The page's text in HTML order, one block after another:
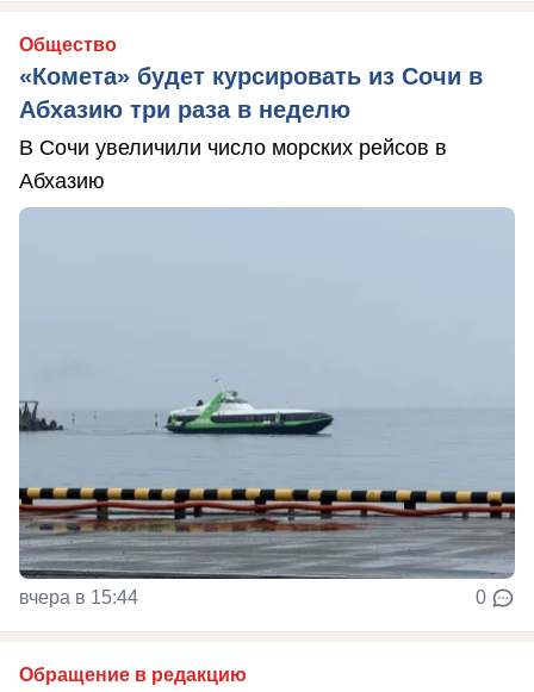
Общество
«Комета» будет курсировать из Сочи в
Абхазию три раза в неделю
В Сочи увеличили число морских рейсов в
Абхазию
вчера в 15:44 0
Обращение в редакцию